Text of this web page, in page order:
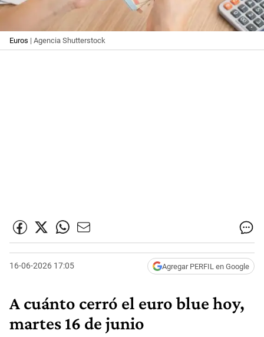
Euros | Agencia Shutterstock
16-06-2026 17:05 Agregar PERFIL en Google
A cuánto cerró el euro blue hoy,
martes 16 de junio